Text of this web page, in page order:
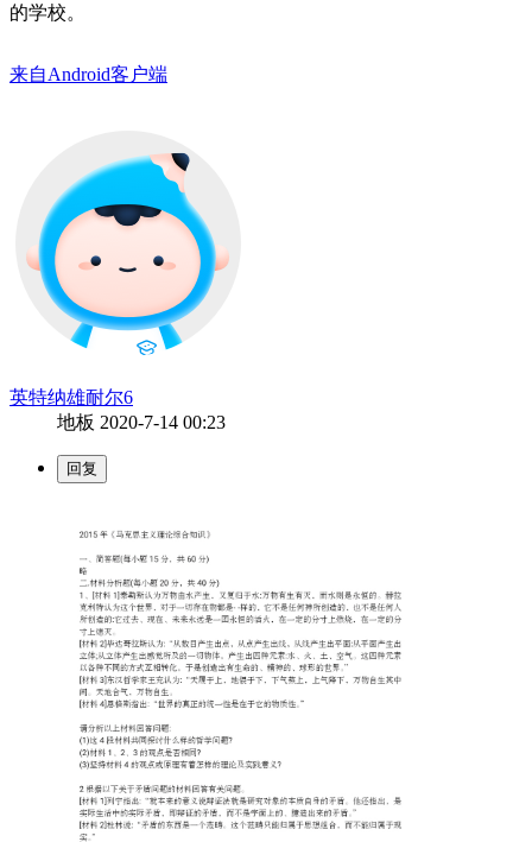
的学校。
来自Android客户端
英特纳雄耐尔6
地板 2020-7-14 00:23